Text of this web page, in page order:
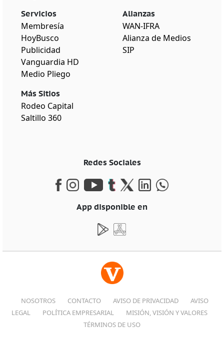
Servicios
Membresía
HoyBusco
Publicidad
Vanguardia HD
Medio Pliego
Más Sitios
Rodeo Capital
Saltillo 360
Alianzas
WAN-IFRA
Alianza de Medios
SIP
Redes Sociales
App disponible en
NOSOTROS CONTACTO AVISO DE PRIVACIDAD
AVISO
LEGAL
POLÍTICA EMPRESARIAL
MISIÓN, VISIÓN Y VALORES
TÉRMINOS DE USO